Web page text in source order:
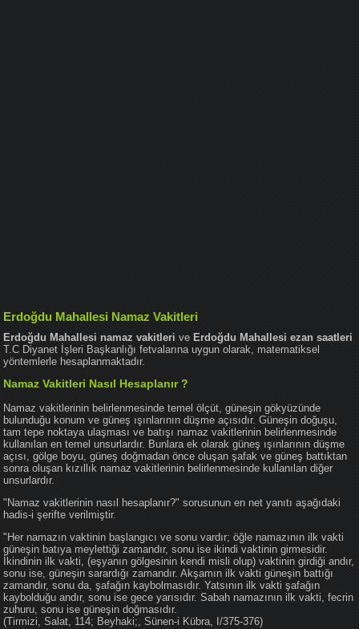
Erdoğdu Mahallesi Namaz Vakitleri
Erdoğdu Mahallesi namaz vakitleri ve Erdoğdu Mahallesi ezan saatleri
T.C Diyanet İşleri Başkanlığı fetvalarına uygun olarak, matematiksel
yöntemlerle hesaplanmaktadır.
Namaz Vakitleri Nasıl Hesaplanır ?
Namaz vakitlerinin belirlenmesinde temel ölçüt, güneşin gökyüzünde
bulunduğu konum ve güneş ışınlarının düşme açısıdır. Güneşin doğuşu,
tam tepe noktaya ulaşması ve batışı namaz vakitlerinin belirlenmesinde
kullanılan en temel unsurlardır. Bunlara ek olarak güneş ışınlarının düşme
açısı, gölge boyu, güneş doğmadan önce oluşan şafak ve güneş battıktan
sonra oluşan kızıllık namaz vakitlerinin belirlenmesinde kullanılan diğer
unsurlardır.
"Namaz vakitlerinin nasıl hesaplanır?" sorusunun en net yanıtı aşağıdaki
hadis-i şerifte verilmiştir.
"Her namazın vaktinin başlangıcı ve sonu vardır; öğle namazının ilk vakti
güneşin batıya meylettiği zamandır, sonu ise ikindi vaktinin girmesidir.
İkindinin ilk vakti, (eşyanın gölgesinin kendi misli olup) vaktinin girdiği andır,
sonu ise, güneşin sarardığı zamandır. Akşamın ilk vakti güneşin battığı
zamandır, sonu da, şafağın kaybolmasıdır. Yatsının ilk vakti şafağın
kaybolduğu andır, sonu ise gece yarısıdır. Sabah namazının ilk vakti, fecrin
zuhuru, sonu ise güneşin doğmasıdır.
(Tirmizi, Salat, 114; Beyhaki;, Sünen-i Kübra, I/375-376)